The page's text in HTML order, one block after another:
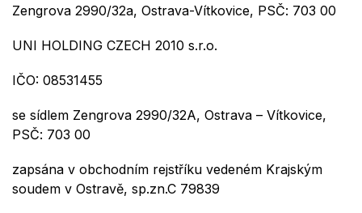
Zengrova 2990/32a, Ostrava-Vítkovice, PSČ: 703 00
UNI HOLDING CZECH 2010 s.r.o.
IČO: 08531455
se sídlem Zengrova 2990/32A, Ostrava – Vítkovice,
PSČ: 703 00
zapsána v obchodním rejstříku vedeném Krajským
soudem v Ostravě, sp.zn.C 79839